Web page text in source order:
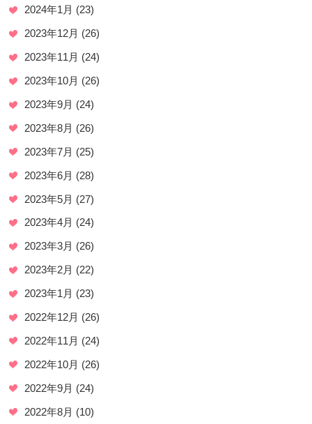
2024年1月 (23)
2023年12月 (26)
2023年11月 (24)
2023年10月 (26)
2023年9月 (24)
2023年8月 (26)
2023年7月 (25)
2023年6月 (28)
2023年5月 (27)
2023年4月 (24)
2023年3月 (26)
2023年2月 (22)
2023年1月 (23)
2022年12月 (26)
2022年11月 (24)
2022年10月 (26)
2022年9月 (24)
2022年8月 (10)